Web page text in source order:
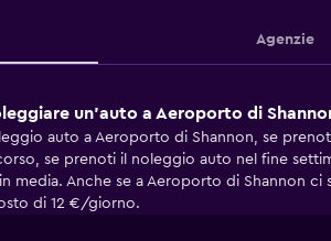
Agenzie
un'auto a Aeroporto di
auto a Aeroporto di Shannon, se
se prenoti il noleggio auto nel fine
media. Anche se a Aeroporto di Shannon
di 12 €/giorno.